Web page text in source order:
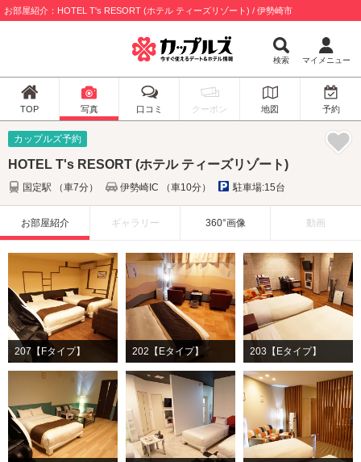
お部屋紹介：HOTEL T's RESORT (ホテル ティーズリゾート) / 伊勢崎市
検索 マイメニュー
TOP 写真 口コミ クーポン 地図 予約
カップルズ予約
HOTEL T's RESORT (ホテル ティーズリゾート)
国定駅 （車7分） 伊勢崎IC （車10分） 駐車場:15台
お部屋紹介 ギャラリー 360°画像 動画
207【Fタイプ】 202【Eタイプ】 203【Eタイプ】